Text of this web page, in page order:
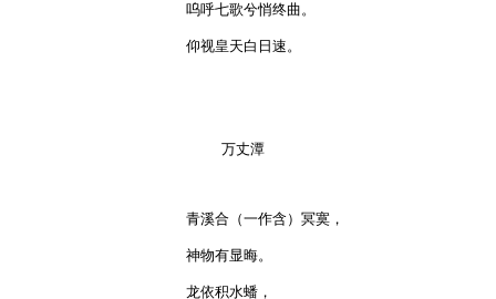
呜呼七歌兮悄终曲。
仰视皇天白日速。
    万丈潭
青溪合（一作含）冥寞，
神物有显晦。
龙依积水蟠，